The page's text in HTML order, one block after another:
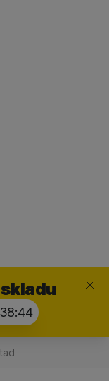
44
Zavrieť